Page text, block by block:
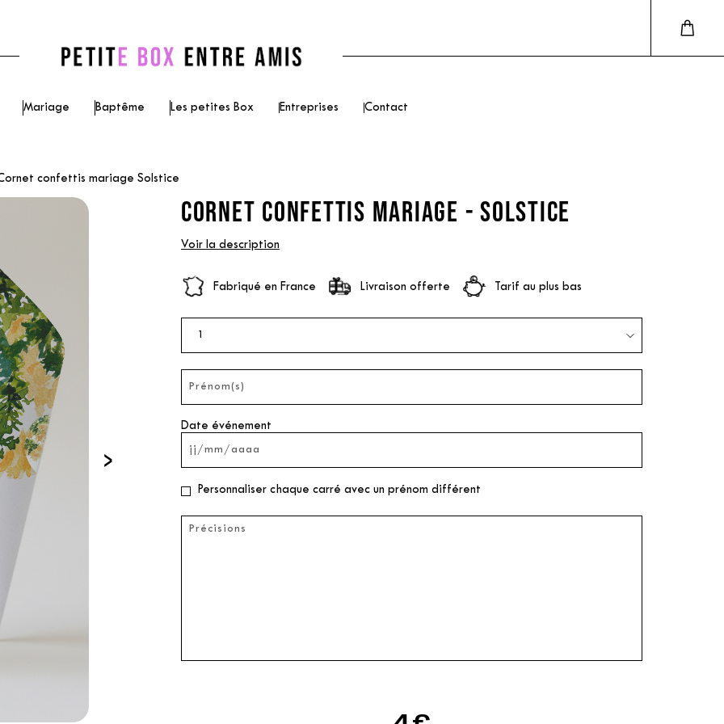
Mariage Baptême Les petites Box Entreprises Contact
confettis mariage Solstice
›
CORNET CONFETTIS MARIAGE - SOLSTICE
Voir la description
Fabriqué en France Livraison offerte Tarif au plus bas
Date événement
Personnaliser chaque carré avec un prénom différent